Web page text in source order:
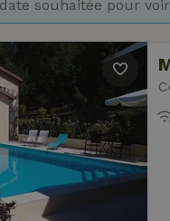
souhaitée pour